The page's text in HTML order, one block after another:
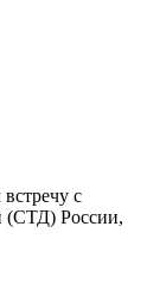
с
(СТД) России,